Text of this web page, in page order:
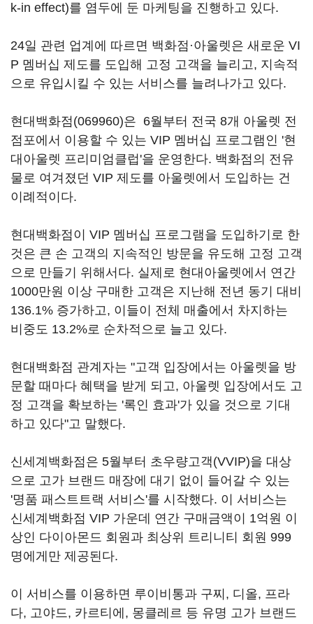
k-in effect)를 염두에 둔 마케팅을 진행하고 있다.
24일 관련 업계에 따르면 백화점·아울렛은 새로운 VI
P 멤버십 제도를 도입해 고정 고객을 늘리고, 지속적
으로 유입시킬 수 있는 서비스를 늘려나가고 있다.
현대백화점(069960)은 6월부터 전국 8개 아울렛 전
점포에서 이용할 수 있는 VIP 멤버십 프로그램인 '현
대아울렛 프리미엄클럽'을 운영한다. 백화점의 전유
물로 여겨졌던 VIP 제도를 아울렛에서 도입하는 건
이례적이다.
현대백화점이 VIP 멤버십 프로그램을 도입하기로 한
것은 큰 손 고객의 지속적인 방문을 유도해 고정 고객
으로 만들기 위해서다. 실제로 현대아울렛에서 연간
1000만원 이상 구매한 고객은 지난해 전년 동기 대비
136.1% 증가하고, 이들이 전체 매출에서 차지하는
비중도 13.2%로 순차적으로 늘고 있다.
현대백화점 관계자는 "고객 입장에서는 아울렛을 방
문할 때마다 혜택을 받게 되고, 아울렛 입장에서도 고
정 고객을 확보하는 '록인 효과'가 있을 것으로 기대
하고 있다"고 말했다.
신세계백화점은 5월부터 초우량고객(VVIP)을 대상
으로 고가 브랜드 매장에 대기 없이 들어갈 수 있는
'명품 패스트트랙 서비스'를 시작했다. 이 서비스는
신세계백화점 VIP 가운데 연간 구매금액이 1억원 이
상인 다이아몬드 회원과 최상위 트리니티 회원 999
명에게만 제공된다.
이 서비스를 이용하면 루이비통과 구찌, 디올, 프라
다, 고야드, 카르티에, 몽클레르 등 유명 고가 브랜드